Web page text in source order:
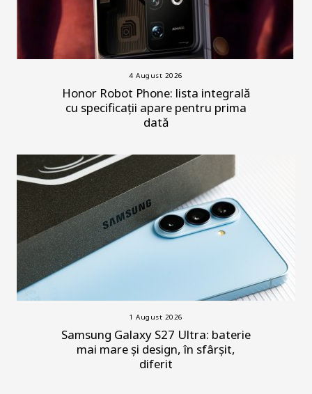
4 August 2026
Honor Robot Phone: lista integrală
cu specificații apare pentru prima
dată
1 August 2026
Samsung Galaxy S27 Ultra: baterie
mai mare și design, în sfârșit,
diferit